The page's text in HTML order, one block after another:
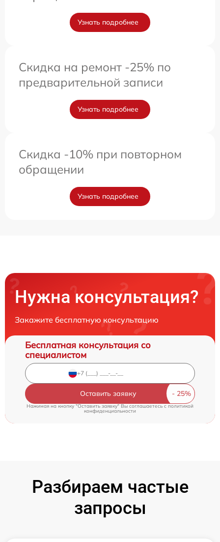
Узнать подробнее
Скидка на ремонт -25% по
предварительной записи
Узнать подробнее
Скидка -10% при повторном
обращении
Узнать подробнее
Нужна консультация?
Закажите бесплатную консультацию
Бесплатная консультация со
специалистом
Оставить заявку
Нажимая на кнопку "Оставить заявку" Вы соглашаетесь cполитикой
конфиденциальности
Разбираем частые
запросы